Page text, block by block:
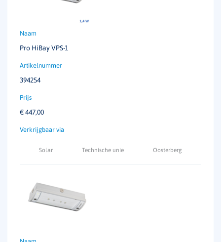
Pro HiBay VPS-1
394254
€447,00
Solar Technische unie Oosterberg